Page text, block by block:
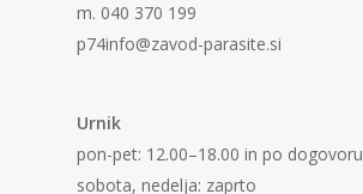
m. 040 370 199
p74info@zavod-parasite.si
Urnik
pon-pet: 12.00–18.00 in po dogovoru
sobota, nedelja: zaprto